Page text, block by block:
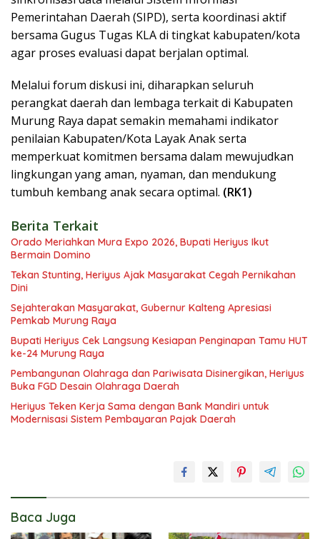
Pemerintahan Daerah (SIPD), serta koordinasi aktif
bersama Gugus Tugas KLA di tingkat kabupaten/kota
agar proses evaluasi dapat berjalan optimal.
Melalui forum diskusi ini, diharapkan seluruh
perangkat daerah dan lembaga terkait di Kabupaten
Murung Raya dapat semakin memahami indikator
penilaian Kabupaten/Kota Layak Anak serta
memperkuat komitmen bersama dalam mewujudkan
lingkungan yang aman, nyaman, dan mendukung
tumbuh kembang anak secara optimal. (RK1)
Berita Terkait
Orado Meriahkan Mura Expo 2026, Bupati Heriyus Ikut
Bermain Domino
Tekan Stunting, Heriyus Ajak Masyarakat Cegah Pernikahan
Dini
Sejahterakan Masyarakat, Gubernur Kalteng Apresiasi
Pemkab Murung Raya
Bupati Heriyus Cek Langsung Kesiapan Penginapan Tamu HUT
ke-24 Murung Raya
Pembangunan Olahraga dan Pariwisata Disinergikan, Heriyus
Buka FGD Desain Olahraga Daerah
Heriyus Teken Kerja Sama dengan Bank Mandiri untuk
Modernisasi Sistem Pembayaran Pajak Daerah
Baca Juga